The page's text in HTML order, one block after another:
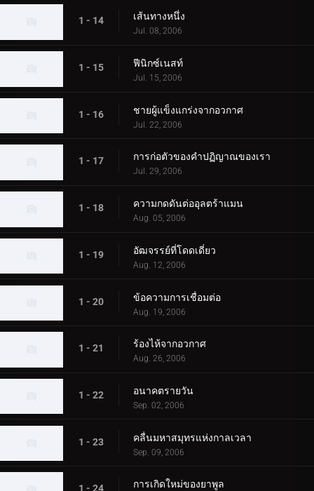
1 - 14 เส้นทางหนึ่ง
Jul. 08, 2006
1 - 15 ฟีนิกซ์เนสท์
Jul. 15, 2006
1 - 16 ชายผู้แข็งแกร่งจากอวกาศ
Jul. 22, 2006
1 - 17 การก่อตัวของคำปฏิญาณของเรา
Jul. 29, 2006
1 - 18 ความกดดันต่ออุลตร้าแมน
Aug. 05, 2006
1 - 19 อัฒจรรย์ที่โดดเดี่ยว
Aug. 12, 2006
1 - 20 ข้อความการเชื่อมต่อ
Aug. 19, 2006
1 - 21 ร้องไห้จากอวกาศ
Aug. 26, 2006
1 - 22 อนาคตรายวัน
Sep. 02, 2006
1 - 23 คลื่นมหาสมุทรแห่งกาลเวลา
Sep. 09, 2006
1 - 24 การเกิดใหม่ของยาพูล